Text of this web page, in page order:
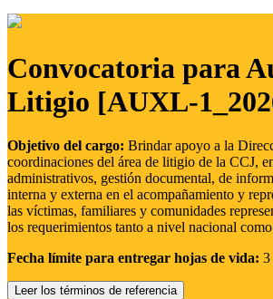
Convocatoria para
Litigio [AUXL-
Objetivo del cargo: Brindar apoyo a la
coordinaciones del área de litigio de la CCJ,
administrativos, gestión documental, de
interna y externa en el acompañamiento y
las víctimas, familiares y comunidades
los requerimientos tanto a nivel nacional
Fecha límite para entregar hojas de vida: 3
Leer los términos de referencia